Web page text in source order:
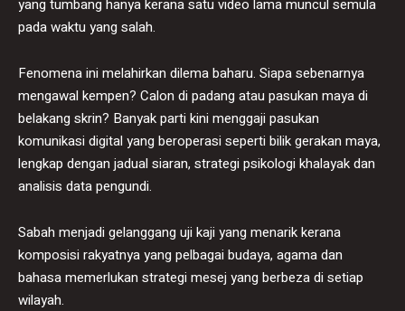
yang tumbang hanya kerana satu video lama muncul semula
pada waktu yang salah.
Fenomena ini melahirkan dilema baharu. Siapa sebenarnya
mengawal kempen? Calon di padang atau pasukan maya di
belakang skrin? Banyak parti kini menggaji pasukan
komunikasi digital yang beroperasi seperti bilik gerakan maya,
lengkap dengan jadual siaran, strategi psikologi khalayak dan
analisis data pengundi.
Sabah menjadi gelanggang uji kaji yang menarik kerana
komposisi rakyatnya yang pelbagai budaya, agama dan
bahasa memerlukan strategi mesej yang berbeza di setiap
wilayah.